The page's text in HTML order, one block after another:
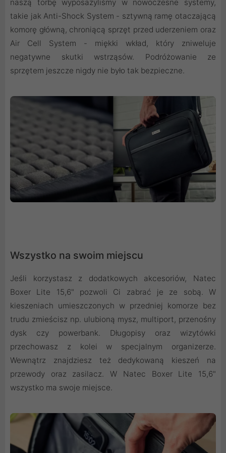
naszą torbę wyposażyliśmy w nowoczesne systemy,
takie jak Anti-Shock System - sztywną ramę otaczającą
komorę główną, chroniącą sprzęt przed uderzeniem oraz
Air Cell System - miękki wkład, który zniweluje
negatywne skutki wstrząsów. Podróżowanie ze
sprzętem jeszcze nigdy nie było tak bezpieczne.
Wszystko na swoim miejscu
Jeśli korzystasz z dodatkowych akcesoriów, Natec
Boxer Lite 15,6" pozwoli Ci zabrać je ze sobą. W
kieszeniach umieszczonych w przedniej komorze bez
trudu zmieścisz np. ulubioną mysz, multiport, przenośny
dysk czy powerbank. Długopisy oraz wizytówki
przechowasz z kolei w specjalnym organizerze.
Wewnątrz znajdziesz też dedykowaną kieszeń na
przewody oraz zasilacz. W Natec Boxer Lite 15,6"
wszystko ma swoje miejsce.